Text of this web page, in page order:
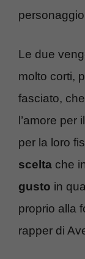
personaggio
Le due
molto corti,
fasciato,
l’amore
per la loro
scelta che
gusto in
proprio alla
rapper di